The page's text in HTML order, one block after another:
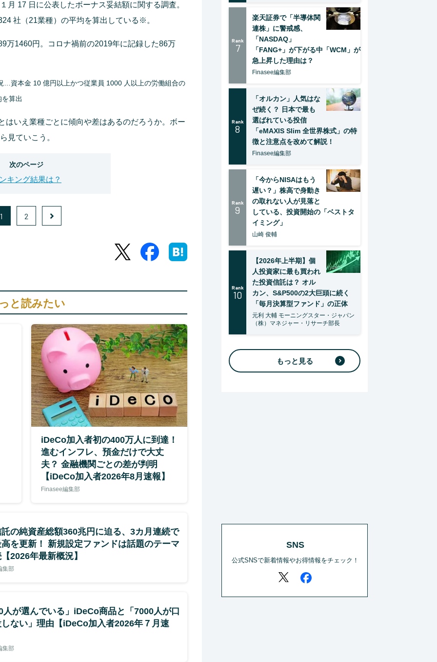
月 17 日に公表したボーナス妥結額に関する調査。
社（21業種）の平均を算出している※。
万1460円。コロナ禍前の2019年に記録した86万
資本金 10 億円以上かつ従業員 1000 人以上の労働組合の
算出
はいえ業種ごとに傾向や差はあるのだろうか。ボー
見ていこう。
次のページ
キング結果は？
1 2
と読みたい
iDeCo加入者初の400万人に到達！
進むインフレ、預金だけで大丈
夫？ 金融機関ごとの差が判明
【iDeCo加入者2026年8月速報】
Finasee編集部
の純資産総額360兆円に迫る、3カ月連続で
を更新！ 新規設定ファンドは話題のテーマ
2026年最新概況】
集部
人が選んでいる」iDeCo商品と「7000人が口
ない」理由【iDeCo加入者2026年７月速
集部
Rank
7
楽天証券で「半導体関
連株」に警戒感、
「NASDAQ」
「FANG+」が下がる中「WCM」が
急上昇した理由は？
Finasee編集部
Rank
8
「オルカン」人気はな
ぜ続く？ 日本で最も
選ばれている投信
「eMAXIS Slim 全世界株式」の特
徴と注意点を改めて解説！
Finasee編集部
Rank
9
「今からNISAはもう
遅い？」株高で身動き
の取れない人が見落と
している、投資開始の「ベストタ
イミング」
山崎 俊輔
Rank
10
【2026年上半期】個
人投資家に最も買われ
た投資信託は？ オル
カン、S&P500の2大巨頭に続く
「毎月決算型ファンド」の正体
元利 大輔 モーニングスター・ジャパン
（株）マネジャー・リサーチ部長
もっと見る
SNS
公式SNSで新着情報やお得情報をチェック！